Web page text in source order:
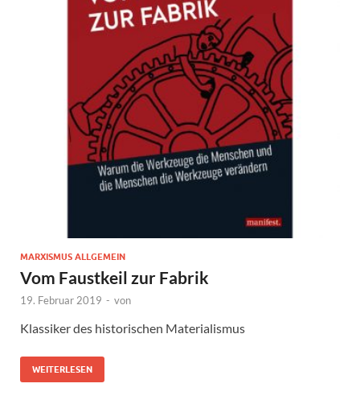
MARXISMUS ALLGEMEIN
Vom Faustkeil zur Fabrik
19. Februar 2019 - von
Klassiker des historischen Materialismus
WEITERLESEN